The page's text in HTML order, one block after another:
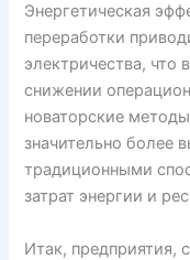
Энергетическая
переработки
электричества, что
снижении
новаторские
значительно более
традиционными
затрат энергии и
Итак, предприятия,